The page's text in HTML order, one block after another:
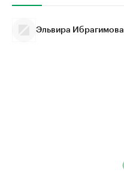
Эльвира Ибрагимова